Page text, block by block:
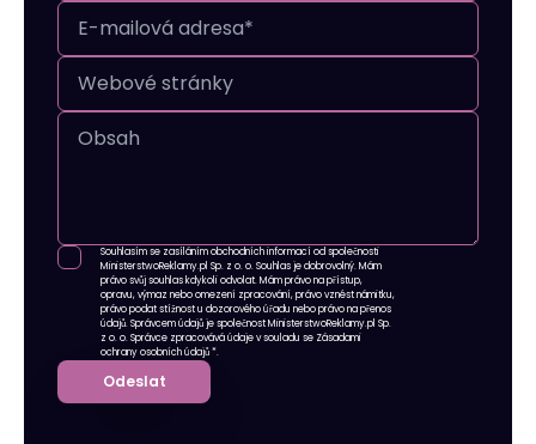
Souhlasím se zasíláním obchodních informací od společnosti
MinisterstwoReklamy.pl Sp. z o. o. Souhlas je dobrovolný. Mám
právo svůj souhlas kdykoli odvolat. Mám právo na přístup,
opravu, výmaz nebo omezení zpracování, právo vznést námitku,
právo podat stížnost u dozorového úřadu nebo právo na přenos
údajů. Správcem údajů je společnost MinisterstwoReklamy.pl Sp.
z o. o. Správce zpracovává údaje v souladu se Zásadami
ochrany osobních údajů*.
Odeslat